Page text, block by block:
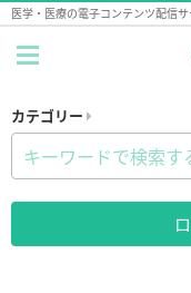
医学・医療の電子コンテンツ配信
カテゴリー